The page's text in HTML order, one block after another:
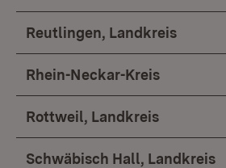
Reutlingen, Landkreis
Rhein-Neckar-Kreis
Rottweil, Landkreis
Schwäbisch Hall, Landkreis